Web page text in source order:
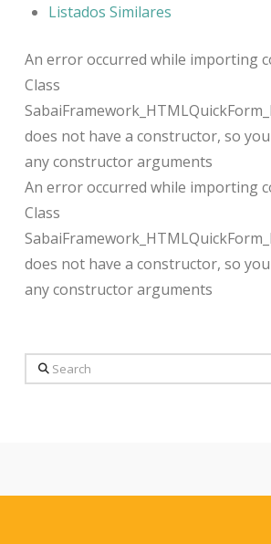
Listados Similares
An error occurred while importing
Class
does not have a constructor, so
any constructor arguments
An error occurred while importing
Class
does not have a constructor, so
any constructor arguments
Search